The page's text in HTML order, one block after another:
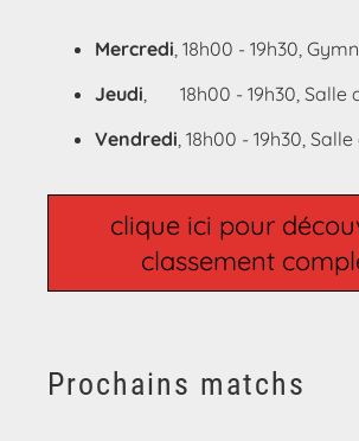
Mercredi, 18h00 - 19h30,
Jeudi, 18h00 - 19h30, Salle
Vendredi, 18h00 - 19h30,
clique ici pour
classement
Prochains matchs